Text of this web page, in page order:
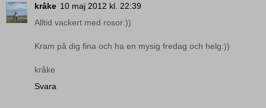
kråke 10 maj 2012 kl. 22:39
Alltid vackert med rosor:))
Kram på dig fina och ha en mysig fredag och helg:))
kråke
Svara